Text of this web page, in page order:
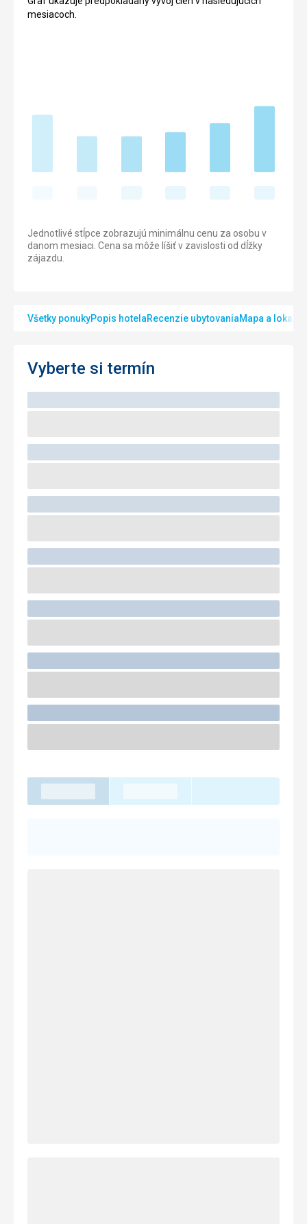
mesiacoch.
Jednotlivé stĺpce zobrazujú minimálnu cenu za osobu v
danom mesiaci. Cena sa môže líšiť v zavislosti od dĺžky
zájazdu.
Všetky ponukyPopis hotelaRecenzie ubytovaniaMapa a lokalita
Vyberte si termín